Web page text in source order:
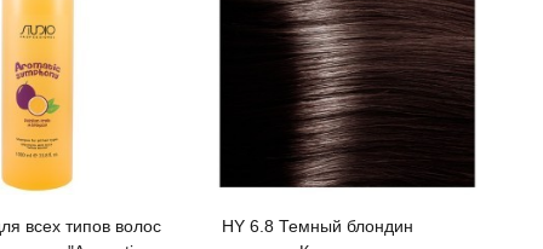
всех типов волос
HY 6.8 Темный блондин